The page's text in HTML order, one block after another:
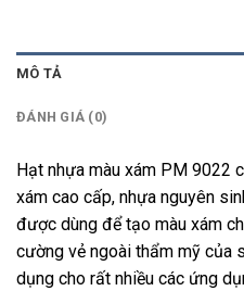
MÔ TẢ
ĐÁNH GIÁ (0)
Hạt nhựa màu xám PM 9022
xám cao cấp, nhựa nguyên
được dùng để tạo màu xám
cường vẻ ngoài thẩm mỹ của
dụng cho rất nhiều các ứng